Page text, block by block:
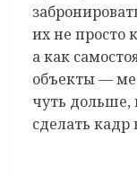
их не просто
а как
объекты —
чуть дольше,
сделать кадр